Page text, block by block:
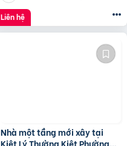
Liên hệ
Nhà một tầng mới xây tại
Kiêt Lý Thường Kiêt Phường